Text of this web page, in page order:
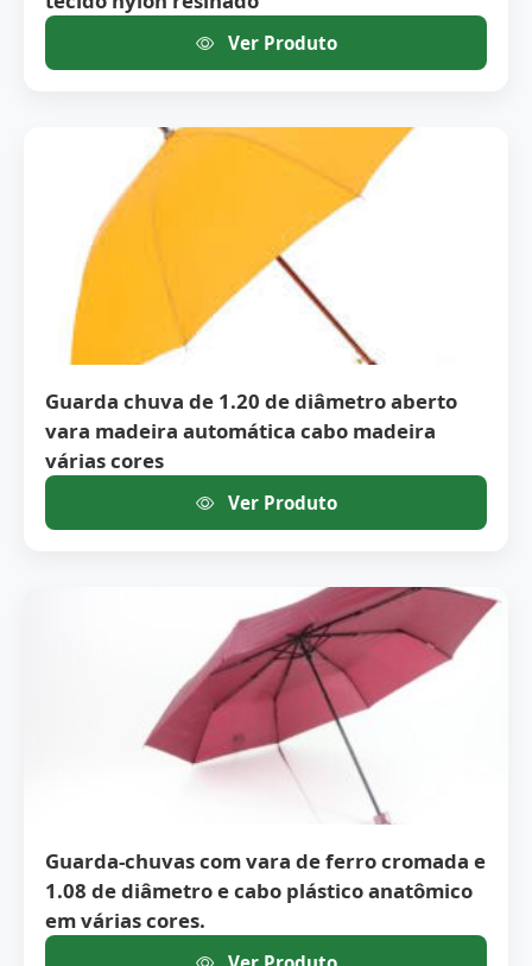
Ver Produto
Guarda chuva de 1.20 de diâmetro aberto
vara madeira automática cabo madeira
várias cores
Ver Produto
Guarda-chuvas com vara de ferro cromada e
1.08 de diâmetro e cabo plástico anatômico
em várias cores.